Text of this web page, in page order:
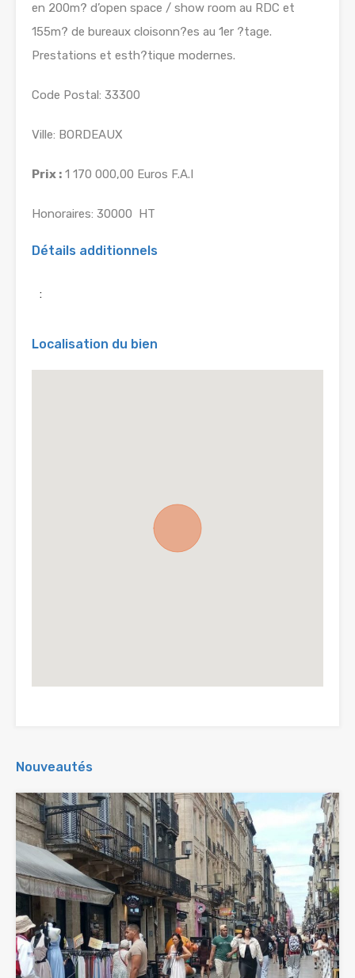
en 200m? d’open space / show room au RDC et
155m? de bureaux cloisonn?es au 1er ?tage.
Prestations et esth?tique modernes.
Code Postal: 33300
Ville: BORDEAUX
Prix : 1 170 000,00 Euros F.A.I
Honoraires: 30000  HT
Détails additionnels
:
Localisation du bien
Nouveautés